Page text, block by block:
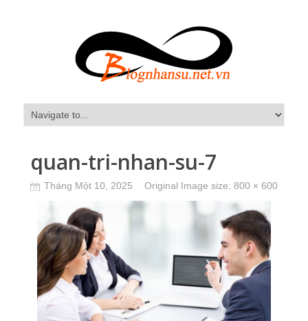
quan-tri-nhan-su-7
Tháng Một 10, 2025 Original Image size: 800 × 600